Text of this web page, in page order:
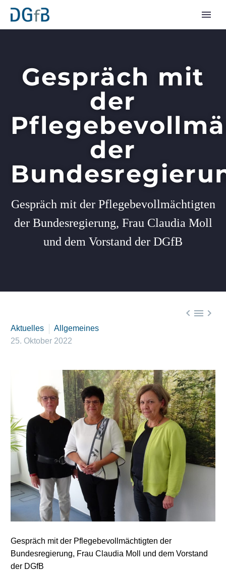
Gespräch mit
der
der
Gespräch mit der Pflegebevollmächtigten
der Bundesregierung, Frau Claudia Moll
und dem Vorstand der DGfB
  
Aktuelles
Allgemeines
25. Oktober 2022
Gespräch mit der Pflegebevollmächtigten der
Bundesregierung, Frau Claudia Moll und dem Vorstand
der DGfB